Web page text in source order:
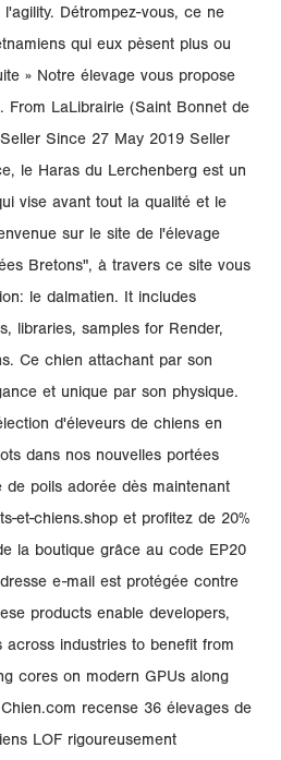
Détrompez-vous, ce ne
qui eux pèsent plus ou
» Notre élevage vous propose
From LaLibrairie (Saint Bonnet de
Since 27 May 2019 Seller
le Haras du Lerchenberg est un
vise avant tout la qualité et le
sur le site de l'élevage
Bretons", à travers ce site vous
le dalmatien. It includes
libraries, samples for Render,
Ce chien attachant par son
et unique par son physique.
d'éleveurs de chiens en
dans nos nouvelles portées
de poils adorée dès maintenant
et-chiens.shop et profitez de 20%
la boutique grâce au code EP20
e-mail est protégée contre
products enable developers,
across industries to benefit from
cores on modern GPUs along
recense 36 élevages de
LOF rigoureusement